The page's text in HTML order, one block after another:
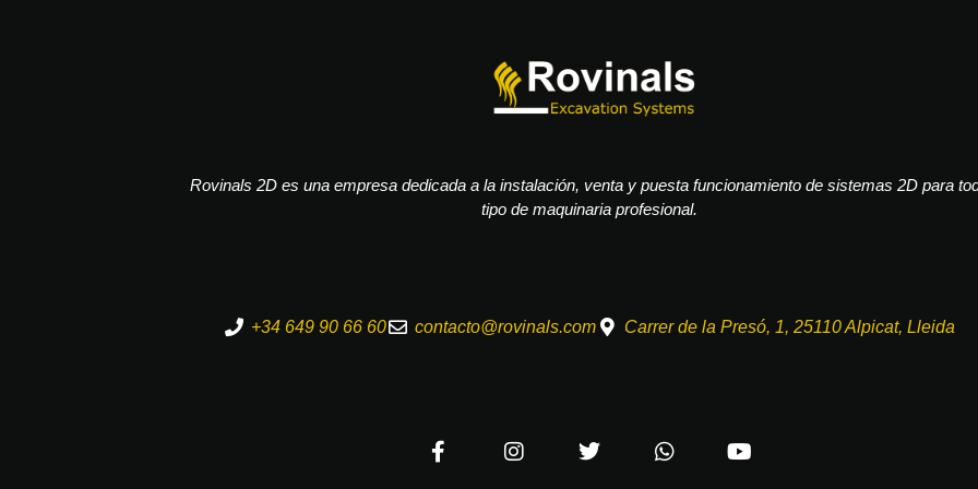
Rovinals 2D es una empresa dedicada a la instalación, venta y puesta funcionamiento de sistemas 2D para
tipo de maquinaria profesional.
+34 649 90 66 60 contacto@rovinals.com Carrer de la Presó, 1, 25110 Alpicat, Lleida